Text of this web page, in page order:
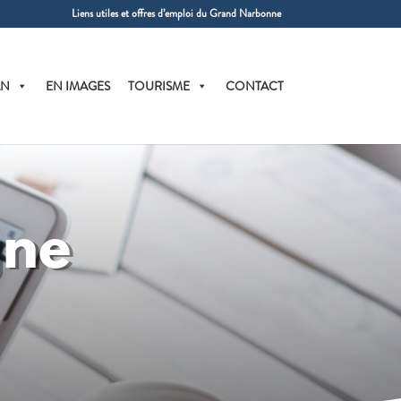
Liens utiles et offres d’emploi du Grand Narbonne
EN IMAGES TOURISME CONTACT